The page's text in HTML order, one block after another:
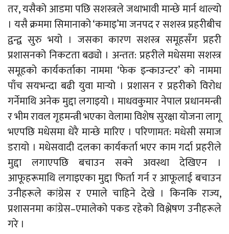
तर, यसैको आडमा पछि सशस्त्रले जथाभावी मान्छे मार्न थाल्यो
। यसै क्रममा सिमानाको ‘कमाइ’मा जनपद र सशस्त्र प्रहरीबीच
द्वन्द्व सुरु भयो । जसका कारण सशस्त्र समूहसँग प्रहरी
प्रशासनको निकटता बढ्यो । अन्तत: प्रहरीले मधेसमा सशस्त्र
समूहको कार्यकर्ताका नाममा ‘फेक इन्काउन्टर’ को नाममा
पाँच सयभन्दा बढी युवा मार्‍यो । प्रशासन र प्रहरीको विरोध
गर्नेमाथि अनेक मुद्दा लगाइयो । माधवकुमार नेपाल प्रधानमन्त्री
र भीम रावल गृहमन्त्री भएका वेलामा विशेष सुरक्षा योजना लागू
भएपछि मधेसमा धेरै मान्छे मारिए । परिणामत: मधेसी समाज
डरायो । मधेसवादी दलका कार्यकर्ता भएर काम गर्दा प्रहरीले
मुद्दा लगाएपछि बचाउन सक्ने अवस्था देखिएन ।
आफूहरूमाथि लगाइएका मुद्दा फिर्ता गर्न र आफूलाई बचाउन
उनीहरूले कांग्रेस र एमाले चाहिने देखे । किनकि राज्य,
प्रशासनमा कांग्रेस–एमालेको पकड रहेको विश्लेषण उनीहरूले
गरे ।